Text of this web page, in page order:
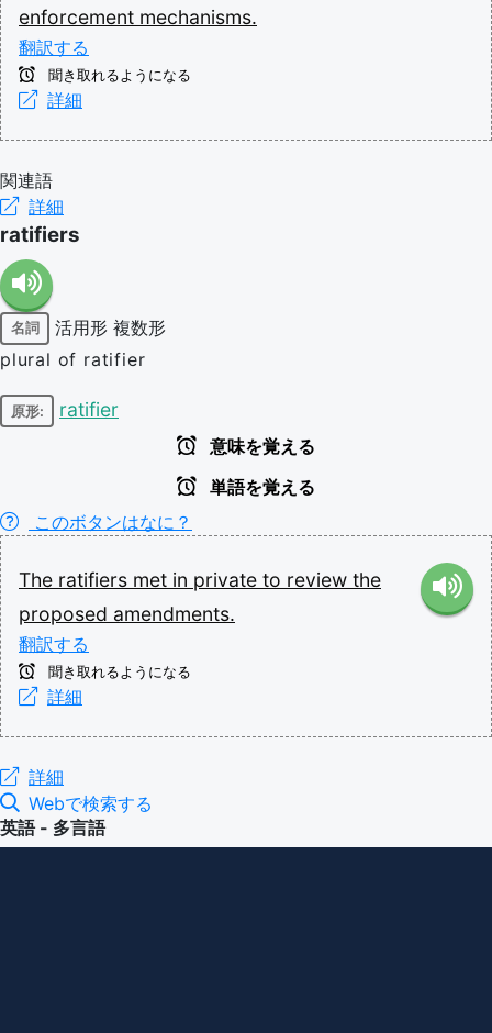
enforcement mechanisms.
翻訳する
聞き取れるようになる
詳細
関連語
詳細
ratifiers
名詞 活用形 複数形
plural of ratifier
原形: ratifier
意味を覚える
単語を覚える
このボタンはなに？
The ratifiers met in private to review the
proposed amendments.
翻訳する
聞き取れるようになる
詳細
詳細
Webで検索する
英語 - 多言語